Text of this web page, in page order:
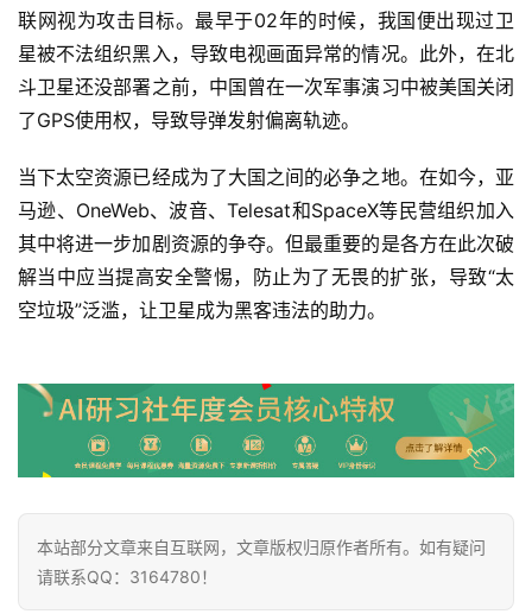
联网视为攻击目标。最早于02年的时候，我国便出现过卫
星被不法组织黑入，导致电视画面异常的情况。此外，在北
斗卫星还没部署之前，中国曾在一次军事演习中被美国关闭
了GPS使用权，导致导弹发射偏离轨迹。
当下太空资源已经成为了大国之间的必争之地。在如今，亚
马逊、OneWeb、波音、Telesat和SpaceX等民营组织加入
其中将进一步加剧资源的争夺。但最重要的是各方在此次破
解当中应当提高安全警惕，防止为了无畏的扩张，导致“太
空垃圾”泛滥，让卫星成为黑客违法的助力。
本站部分文章来自互联网，文章版权归原作者所有。如有疑问
请联系QQ：3164780！